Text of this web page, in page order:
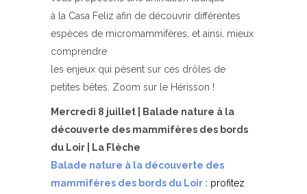
à la Casa Feliz afin de découvrir différentes
espèces de micromammifères, et ainsi, mieux
comprendre
les enjeux qui pèsent sur ces drôles de
petites bêtes. Zoom sur le Hérisson !
Mercredi 8 juillet | Balade nature à la
découverte des mammifères des bords
du Loir | La Flèche
Balade nature à la découverte des
mammifères des bords du Loir : profitez